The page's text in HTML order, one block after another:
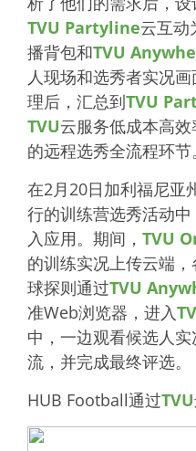
TVU Partyline云互动
播背包和TVU
人现场和选秀者实况
理后，汇总到TVU
TVU云服务低成本高
的远程选秀全流程环节。
在2月20日加利福尼亚
行的训练营选秀活动中
入应用。期间， TVU
的训练实况上传云端
球探则通过TVU
准Web浏览器，进入
中，一边观看候选人
流，并完成最终评选。
HUB Football通过TVU